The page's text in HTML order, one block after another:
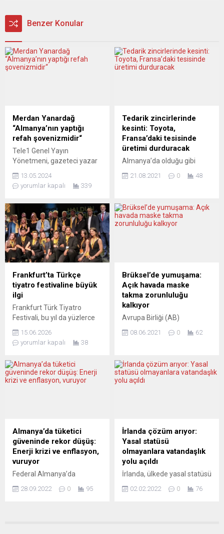
Benzer Konular
Merdan Yanardağ
“Almanya’nın yaptığı
refah şovenizmidir“
Tele1 Genel Yayın
Yönetmeni, gazeteci yazar
kentte konferans vermek
üzere Almanya’ya geldi.
sonra Köln kentinde de
geniş bir kitleyle buluşan
Merdan Yanardağ
göçmenleri dışlayan, onların
da katkılarıyla yaratılan
refahı paylaşmayan
Almanların yaptığının bir
servet şovenizmi olduğunu
belirtti. Köln Chorweiler’deki
Alevi Kültür Merkezi‘ndeki
“31 Mart seçimlerinden...
13.05.2024
yorumlar kapalı
339
Tedarik zincirlerinde
kesinti: Toyota,
Fransa’daki tesisinde
üretimi durduracak
Almanya’da olduğu gibi
Toyota’nın koronavirüs
yaşanan sorunun ardından
Fransa’nın Onnaing
açıklamada, Onnaing’deki
tesiste 23 Ağustos’ta
başlaması planlanan
üretimin, Covid-19 salgını
nedeniyle bazı ürünlerin
tedarikinde yaşanan sorun
sebebiyle 6 Eylül’e
21.08.2021 0 48
Frankfurt’ta Türkçe
tiyatro festivaline büyük
ilgi
Frankfurt Türk Tiyatro
Festivali, bu yıl da yüzlerce
getirerek kentte kültür ve
sanatın önemli buluşma
üçüncü kez düzenlenen
festival kapsamında
ilgi gördü. Frankfurt ve
çevresindeki sanatseverleri
bir hafta boyunca...
15.06.2026
yorumlar kapalı
38
Brüksel’de yumuşama:
Açık havada maske
takma zorunluluğu
kalkıyor
Avrupa Birliği (AB)
sahipliği yapan Brüksel’de,
Brüksel Belediye Başkanı
Philippe Close, Covid-19
takma zorunluluğu
bulunmayacağını açıkladı.
Close, toplu taşıma ve kapalı
alanlar dışında yalnızca
kalabalık caddeler ve...
08.06.2021 0 62
Almanya’da tüketici
güveninde rekor düşüş:
Enerji krizi ve enflasyon,
vuruyor
Federal Almanya’da
olarak ölçülen Tüketici
28.09.2022 0 95
İrlanda çözüm arıyor:
Yasal statüsü
olmayanlara vatandaşlık
yolu açıldı
İrlanda, ülkede yasal statüsü
için af süreci başlattı. İrlanda
02.02.2022 0 76